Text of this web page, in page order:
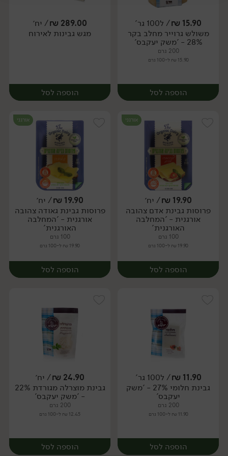
יח׳ יח׳
15.90
₪/ ל100 גר'
משולש גרוייר מחלב בקר
28% - 'משק יעקבס'
200 גרם
15.90 ₪ ל-100 גרם
הוספה לסל
יח׳
289.00
₪/ יח׳
מגש גבינות לאירוח
הוספה לסל
יח׳
אורגני
19.90
₪/ יח׳
פרוסות גבינת אדם צהובה
אורגנית - 'המחלבה
האורגנית'
100 גרם
19.90 ₪ ל-100 גרם
הוספה לסל
יח׳
אורגני
19.90
₪/ יח׳
פרוסות גבינת גאודה צהובה
אורגנית - 'המחלבה
האורגנית'
100 גרם
19.90 ₪ ל-100 גרם
הוספה לסל
יח׳
11.90
₪/ ל100 גר'
גבינת חלומי 27% - 'משק
יעקבס'
200 גרם
11.90 ₪ ל-100 גרם
הוספה לסל
24.90
₪/ יח׳
גבינת מוצרלה מגורדת 22%
- 'משק יעקבס'
200 גרם
12.45 ₪ ל-100 גרם
הוספה לסל